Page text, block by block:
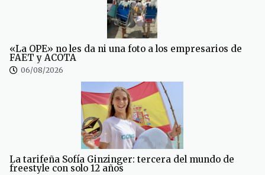
«La OPE» no les da ni una foto a los empresarios de
FAET y ACOTA
06/08/2026
La tarifeña Sofía Ginzinger: tercera del mundo de
freestyle con solo 12 años